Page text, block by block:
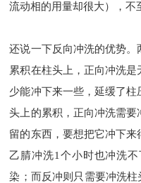
流动相的用量却很大），不
还说一下反向冲洗的优势
累积在柱头上，正向冲洗
少能冲下来一些，延缓了
头上的累积，正向冲洗需
留的东西，要想把它冲下
乙腈冲洗1个小时也冲洗
染；而反冲则只需要冲洗